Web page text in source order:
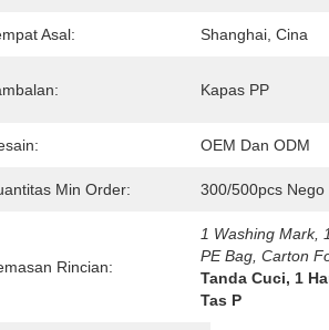
Asal: Shanghai, Cina
Kapas PP
OEM Dan ODM
Min Order: 300/500pcs Nego
Rincian:
1 Washing Mark,
PE Bag, Carton
Tanda Cuci, 1
Tas P